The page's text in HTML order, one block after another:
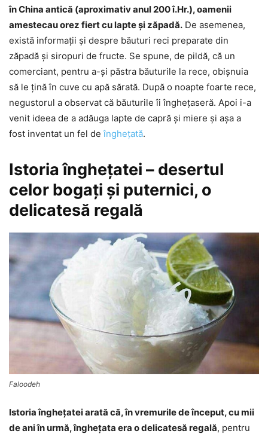
în China antică (aproximativ anul 200 î.Hr.), oamenii
amestecau orez fiert cu lapte și zăpadă. De asemenea,
există informaţii şi despre băuturi reci preparate din
zăpadă și siropuri de fructe. Se spune, de pildă, că un
comerciant, pentru a-și păstra băuturile la rece, obişnuia
să le ţină în cuve cu apă sărată. După o noapte foarte rece,
negustorul a observat că băuturile îi înghețaseră. Apoi i-a
venit ideea de a adăuga lapte de capră și miere și așa a
fost inventat un fel deîngheţată.
Istoria îngheţatei – desertul
celor bogaţi şi puternici, o
delicatesă regală
Faloodeh
Istoria îngheţatei arată că, în vremurile de început, cu mii
de ani în urmă, îngheţata era o delicatesă regală, pentru